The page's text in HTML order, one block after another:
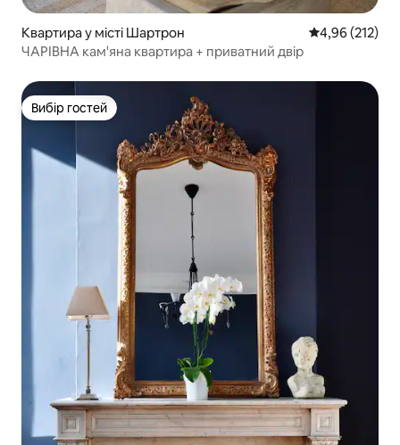
Квартира у місті Шартрон Середня
4,96 (212)
ЧАРІВНА кам'яна квартира + приватний двір
Вибір гостей
Вибір гостей